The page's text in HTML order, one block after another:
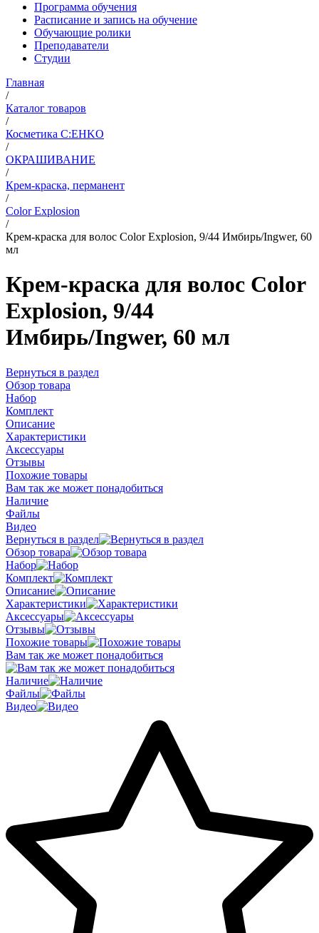
Программа обучения
Расписание и запись на обучение
Обучающие ролики
Преподаватели
Студии
Главная
/
Каталог товаров
/
Косметика C:EHKO
/
ОКРАШИВАНИЕ
/
Крем-краска, перманент
/
Color Explosion
/
Крем-краска для волос Color Explosion, 9/44 Имбирь/Ingwer, 60
мл
Крем-краска для волос Color
Explosion, 9/44
Имбирь/Ingwer, 60 мл
Вернуться в раздел
Обзор товара
Набор
Комплект
Описание
Характеристики
Аксессуары
Отзывы
Похожие товары
Вам так же может понадобиться
Наличие
Файлы
Видео
Вернуться в раздел
Обзор товара
Набор
Комплект
Описание
Характеристики
Аксессуары
Отзывы
Похожие товары
Вам так же может понадобиться
Наличие
Файлы
Видео